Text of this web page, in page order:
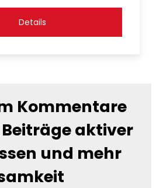
Details
Kommentare
aktiver
und mehr